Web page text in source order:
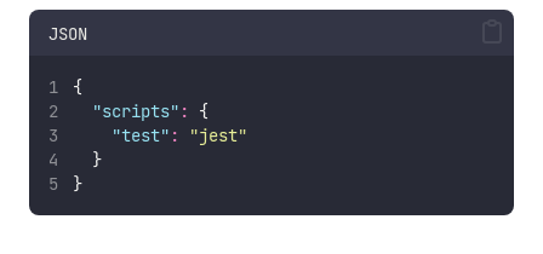
JSON
{
"scripts" :
{
"test" : "jest"
  }
}